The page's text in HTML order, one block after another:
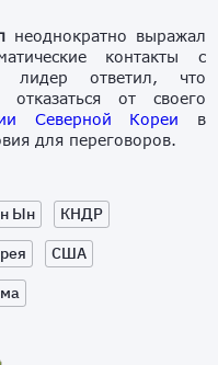
неоднократно выражал
контакты с
лидер ответил, что
от своего
Северной Кореи в
для переговоров.
Ын
КНДР
США